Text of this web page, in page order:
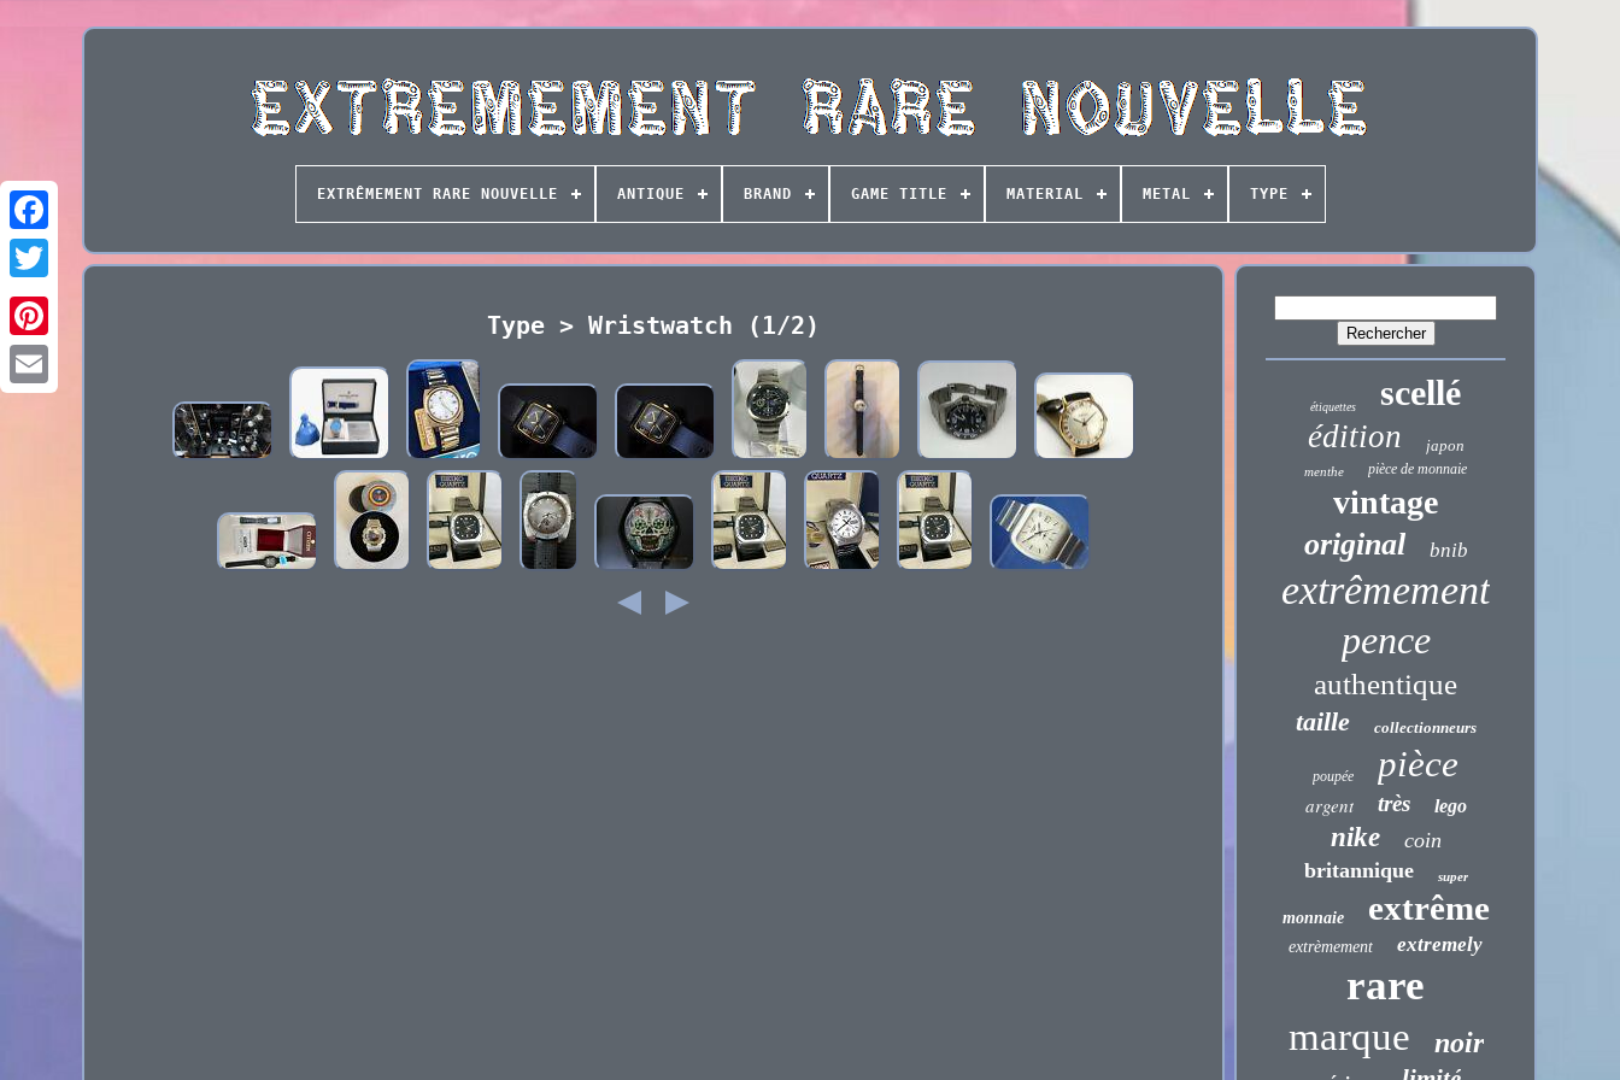
EXTRÊMEMENT RARE NOUVELLE ANTIQUE BRAND GAME TITLE MATERIAL METAL TYPE
Type > Wristwatch (1/2)
étiquettes scellé
édition japon
menthe pièce de monnaie
vintage
original bnib
extrêmement
pence
authentique
taille collectionneurs
poupée pièce
argent très lego
nike
coin
britannique
super
monnaie extrême
extrèmement extremely
rare
marque noir